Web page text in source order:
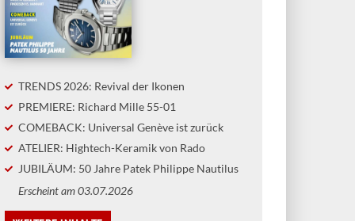
TRENDS 2026: Revival der Ikonen
PREMIERE: Richard Mille 55-01
COMEBACK: Universal Genève ist zurück
ATELIER: Hightech-Keramik von Rado
JUBILÄUM: 50 Jahre Patek Philippe Nautilus
Erscheint am 03.07.2026